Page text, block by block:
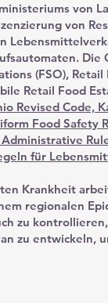
von
von
Die
(FSO),
Retail Food
Revised Code,
Food Safety
für
Krankheit
regionalen
zu
zu entwickeln,